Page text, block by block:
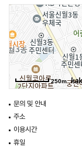
250m
문의 및 안내
주소
이용시간
휴일